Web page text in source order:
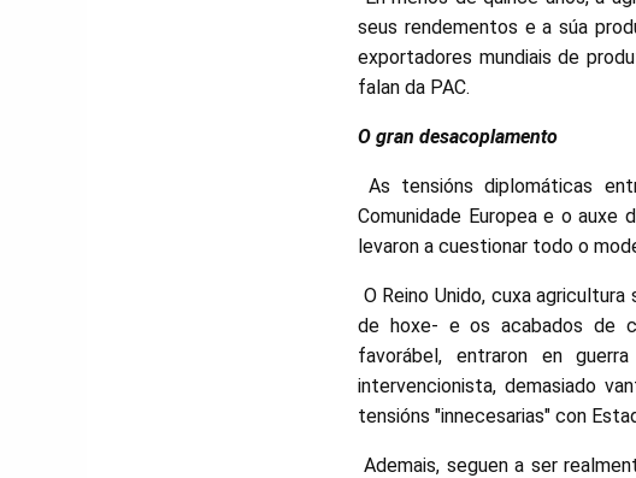
seus rendementos e a súa
exportadores mundiais de
falan da PAC.
O gran desacoplamento
As tensións diplomáticas
Comunidade Europea e o auxe
levaron a cuestionar todo o
O Reino Unido, cuxa
de hoxe- e os acabados de
favorábel, entraron en
intervencionista, demasiado
tensións "innecesarias" con
Ademais, seguen a ser